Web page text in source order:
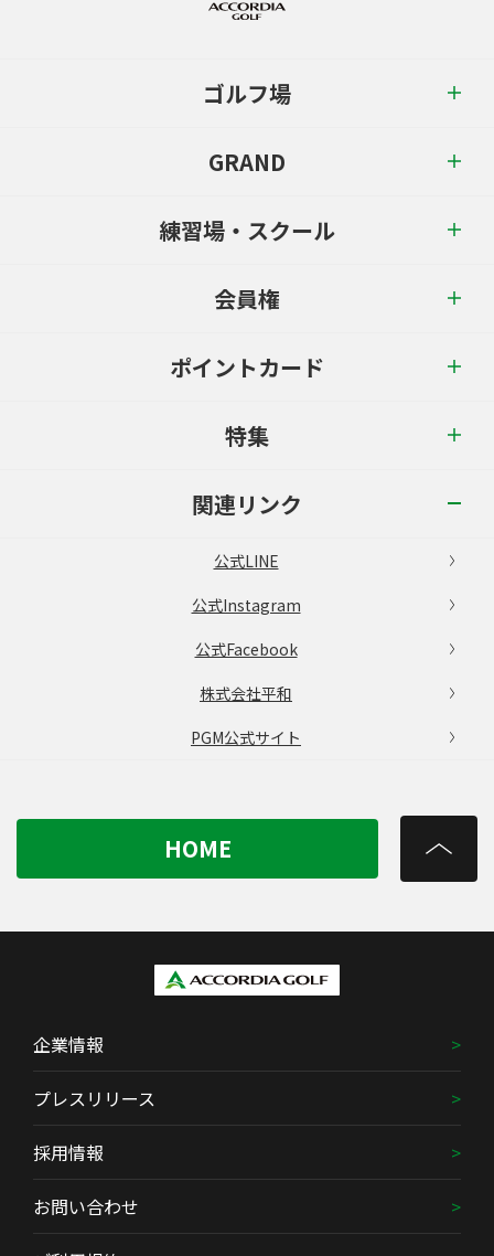
ゴルフ場
GRAND
練習場・スクール
会員権
ポイントカード
特集
関連リンク
公式LINE
公式Instagram
公式Facebook
株式会社平和
PGM公式サイト
HOME
企業情報
プレスリリース
採用情報
お問い合わせ